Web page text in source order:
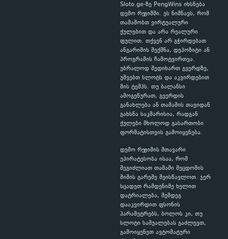
Sloto.ge-ზე PengWins იხსნება
დემო რეჟიმში. ეს ნიშნავს, რომ
თამაშობთ ვირტუალური
ქულებით და არა რეალური
ფულით. თქვენ არ გჭირდებათ
ანგარიშის შექმნა, დეპოზიტი ან
პროგრამის ჩამოტვირთვა.
უბრალოდ შედიხართ გვერდზე,
უშვებთ სლოტს და აკვირდებით
მის ტემპს. თუ ბალანსი
ამოგეწურათ, გვერდის
განახლება ან თამაშის თავიდან
გახსნა საკმარისია, რადგან
ქულები მხოლოდ გასართობი
ფორმატისთვის გამოიყენება.
დემო რეჟიმის მთავარი
უპირატესობა ისაა, რომ
შეგიძლიათ თამაში შეცდომის
შიშის გარეშე შეისწავლოთ. ჯერ
სცადეთ რამდენიმე ხელით
დატრიალება, შემდეგ
დააკვირდით ფსონის
პარამეტრებს, ბოლოს კი, თუ
სლოტი საშუალებას გაძლევთ,
გამოიყენეთ ავტომატური